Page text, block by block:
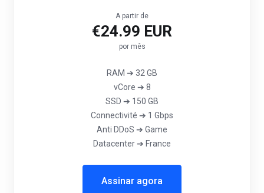
A partir de
€24.99 EUR
por mês
RAM ➔ 32 GB
vCore ➔ 8
SSD ➔ 150 GB
Connectivité ➔ 1 Gbps
Anti DDoS ➔ Game
Datacenter ➔ France
Assinar agora